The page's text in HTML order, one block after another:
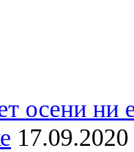
осени ни
17.09.2020